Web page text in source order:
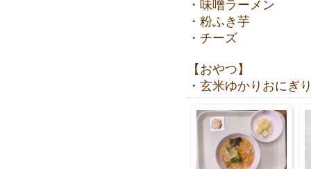
・味噌ラーメン
・粉ふき芋
・チーズ
【おやつ】
・玄米ゆかりおにぎ